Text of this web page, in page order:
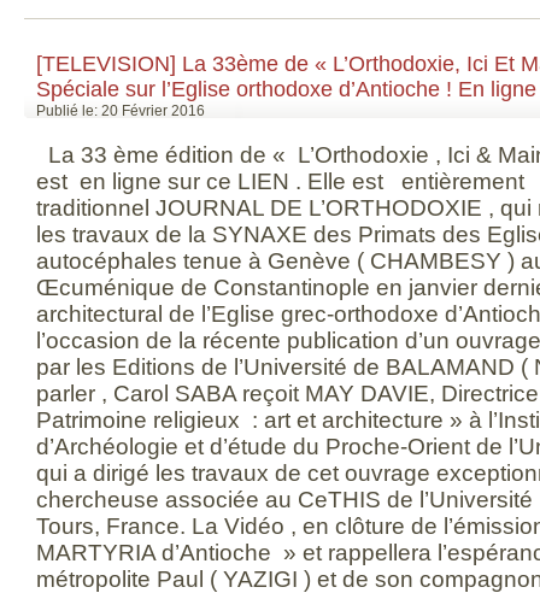
[TELEVISION] La 33ème de « L’Orthodoxie, Ici Et
Spéciale sur l’Eglise orthodoxe d’Antioche ! En
Publié le: 20 Février 2016
La 33 ème édition de « L’Orthodoxie , Ici &
est en ligne sur ce LIEN . Elle est entièrement
traditionnel JOURNAL DE L’ORTHODOXIE ,
les travaux de la SYNAXE des Primats des
autocéphales tenue à Genève ( CHAMBESY )
Œcuménique de Constantinople en janvier
architectural de l’Eglise grec-orthodoxe
l’occasion de la récente publication d’un
par les Editions de l’Université de BALAMAND (
parler , Carol SABA reçoit MAY DAVIE,
Patrimoine religieux : art et architecture » à
d’Archéologie et d’étude du Proche-Orient de
qui a dirigé les travaux de cet ouvrage
chercheuse associée au CeTHIS de
Tours, France. La Vidéo , en clôture de
MARTYRIA d’Antioche » et rappellera
métropolite Paul ( YAZIGI ) et de son